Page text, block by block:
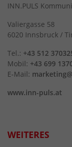
INN.PULS
Valiergasse 58
6020 Innsbruck /
Tel.: +43 512
Mobil: +43 699
E-Mail:
www.inn-puls.at
WEITERES